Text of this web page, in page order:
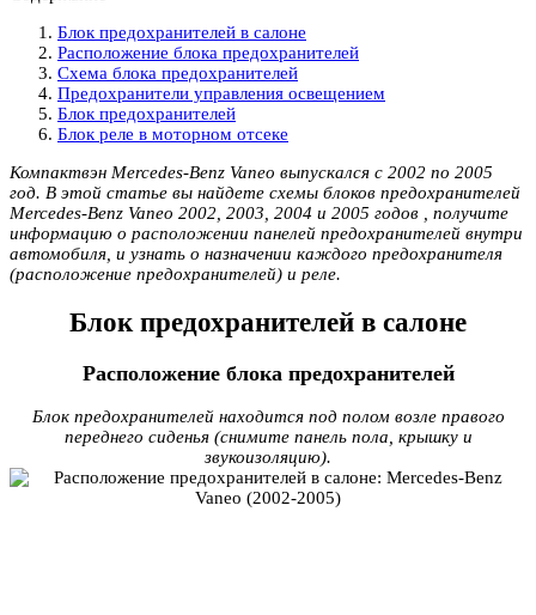
Блок предохранителей в салоне
Расположение блока предохранителей
Схема блока предохранителей
Предохранители управления освещением
Блок предохранителей
Блок реле в моторном отсеке
Компактвэн Mercedes-Benz Vaneo выпускался с 2002 по 2005
год. В этой статье вы найдете схемы блоков предохранителей
Mercedes-Benz Vaneo 2002, 2003, 2004 и 2005 годов , получите
информацию о расположении панелей предохранителей внутри
автомобиля, и узнать о назначении каждого предохранителя
(расположение предохранителей) и реле.
Блок предохранителей в салоне
Расположение блока предохранителей
Блок предохранителей находится под полом возле правого
переднего сиденья (снимите панель пола, крышку и
звукоизоляцию).